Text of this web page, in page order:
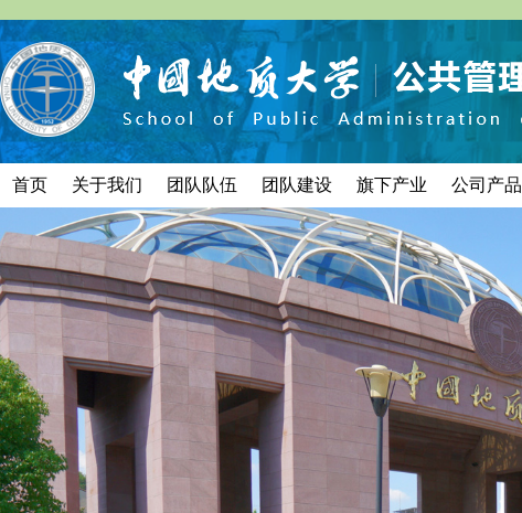
首页 关于我们 团队队伍 团队建设 旗下产业 公司产品